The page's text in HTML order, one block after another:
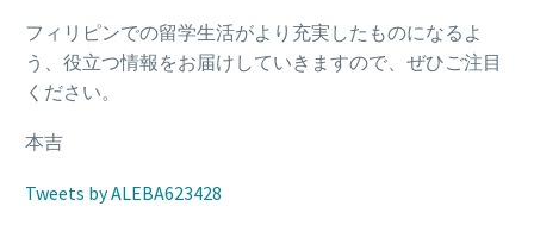
フィリピンでの留学生活がより充実したものになるよ
う、役立つ情報をお届けしていきますので、ぜひご注目
ください。
本吉
Tweets by ALEBA623428